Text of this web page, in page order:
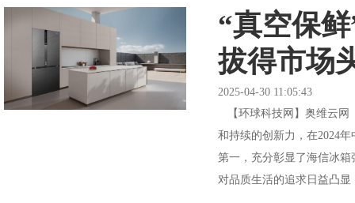
“真空保
拔得市场
2025-04-30 11:05:43
【环球科技网】奥维云网
和持续的创新力，在2024
第一，充分彰显了海信冰
对品质生活的追求日益凸